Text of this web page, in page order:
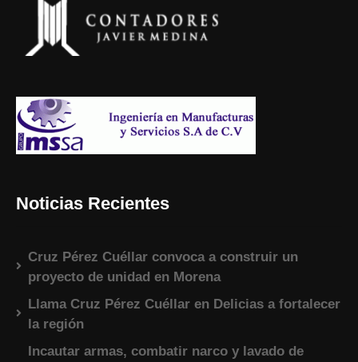
Noticias Recientes
Cruz Pérez Cuéllar convoca a construir un
proyecto de unidad en Morena
Llama Cruz Pérez Cuéllar en Delicias a fortalecer
la región
Incautar armas, combatir narco y lavado de